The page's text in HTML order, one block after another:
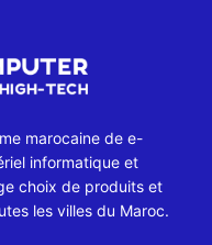
marocaine de e-
informatique et
choix de produits et
les villes du Maroc.